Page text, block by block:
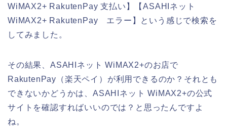
WiMAX2+ RakutenPay 支払い】【ASAHIネット
WiMAX2+ RakutenPay エラー】という感じで検索を
してみました。
その結果、ASAHIネット WiMAX2+のお店で
RakutenPay（楽天ペイ）が利用できるのか？それとも
できないかどうかは、ASAHIネット WiMAX2+の公式
サイトを確認すればいいのでは？と思ったんですよ
ね。